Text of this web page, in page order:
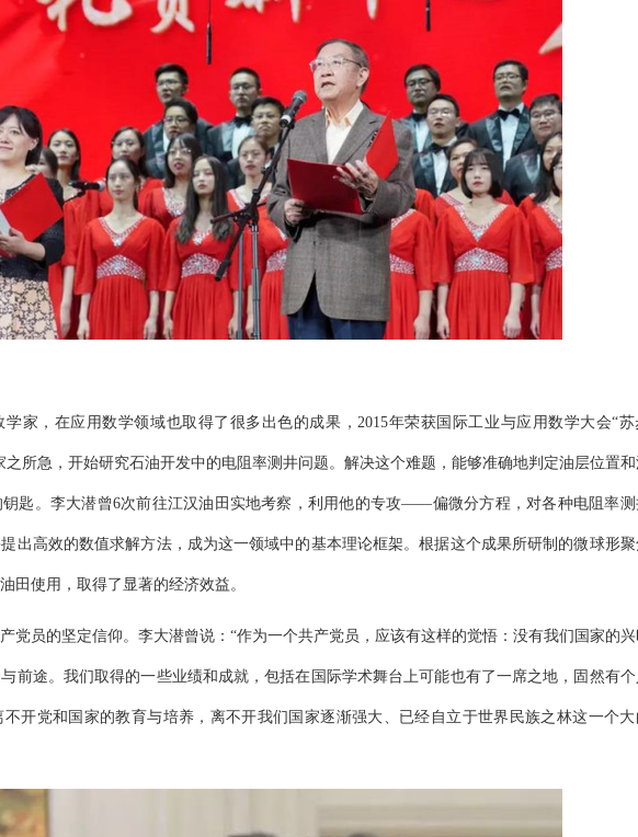
家，在应用数学领域也取得了很多出色的成果，2015年荣获国际工业与应用数学大会“苏
之所急，开始研究石油开发中的电阻率测井问题。解决这个难题，能够准确地判定油层位置
匙。李大潜曾6次前往江汉油田实地考察，利用他的专攻——偏微分方程，对各种电阻率测
出高效的数值求解方法，成为这一领域中的基本理论框架。根据这个成果所研制的微球形
田使用，取得了显著的经济效益。
党员的坚定信仰。李大潜曾说：“作为一个共产党员，应该有这样的觉悟：没有我们国家的
前途。我们取得的一些业绩和成就，包括在国际学术舞台上可能也有了一席之地，固然有
开党和国家的教育与培养，离不开我们国家逐渐强大、已经自立于世界民族之林这一个